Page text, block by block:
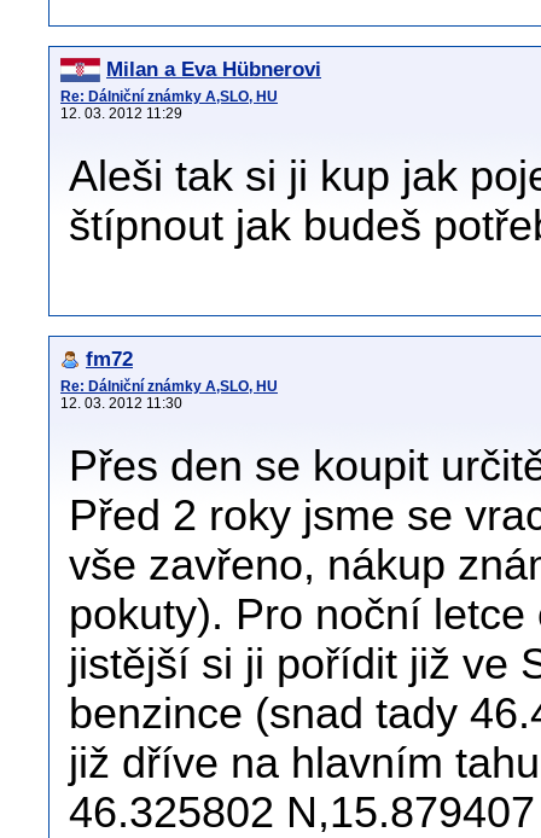
Milan a Eva Hübnerovi
Re: Dálniční známky A,SLO, HU
12. 03. 2012 11:29
Aleši tak si ji kup jak
štípnout jak budeš
fm72
Re: Dálniční známky A,SLO, HU
12. 03. 2012 11:30
Přes den se koupit
Před 2 roky jsme se
vše zavřeno, nákup
pokuty). Pro noční
jistější si ji pořídit již ve
benzince (snad tady
již dříve na hlavním
46.325802